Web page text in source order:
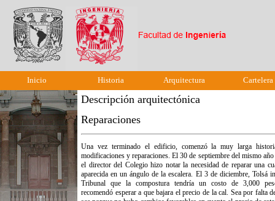
Inicio Historia Arquitectura Cartelera